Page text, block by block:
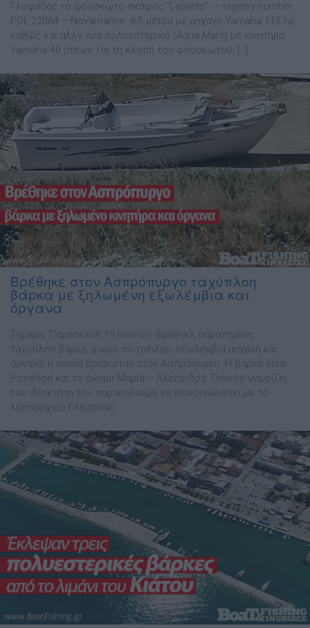
Γλυφάδας το φουσκωτό σκάφος “Lepanto” – registry number:
POL 22084 – Novamarine 6,5 μέτρα με μηχανή Yamaha 115 hp
καθώς και άλλο ένα πολυεστερικό (Aqua Mare) με κινητήρα
Yamaha 40 ίππων. Για τη κλοπή του φουσκωτού, […]
Βρέθηκε στον Ασπρόπυργο ταχύπλοη
βάρκα με ξηλωμένη εξωλέμβια και
όργανα
Σήμερα, Παρασκευή 19 Ιουνίου, βρέθηκε παρατημένη
ταχύπλοη βάρκα, χωρίς το τρέιλερ, εξωλέμβια μηχανή και
όργανα, η οποία βρισκόταν στον Ασπρόπυργο. Η βάρκα είναι
Poseidon και το όνομα Μαρία – Αλεξάνδρα. Όποιος γνωρίζει
τον ιδιοκτήτη του παρακαλούμε να επικοινωνήσει με το
λιμεναρχείο Ελευσίνας.